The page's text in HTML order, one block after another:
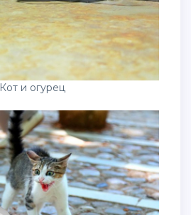
Кот и огурец